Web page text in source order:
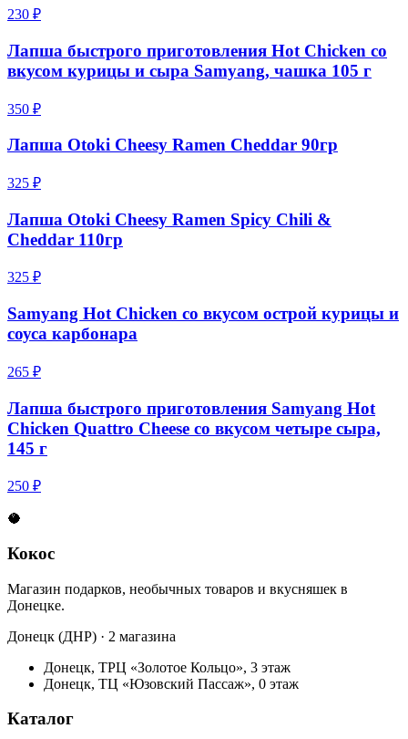
230 ₽
Лапша быстрого приготовления Hot Chicken со
вкусом курицы и сыра Samyang, чашка 105 г
350 ₽
Лапша Otoki Cheesy Ramen Cheddar 90гр
325 ₽
Лапша Otoki Cheesy Ramen Spicy Chili &
Cheddar 110гр
325 ₽
Samyang Hot Chicken со вкусом острой курицы и
соуса карбонара
265 ₽
Лапша быстрого приготовления Samyang Hot
Chicken Quattro Cheese со вкусом четыре сыра,
145 г
250 ₽
🥥
Кокос
Магазин подарков, необычных товаров и вкусняшек в
Донецке.
Донецк (ДНР) · 2 магазина
Донецк, ТРЦ «Золотое Кольцо», 3 этаж
Донецк, ТЦ «Юзовский Пассаж», 0 этаж
Каталог